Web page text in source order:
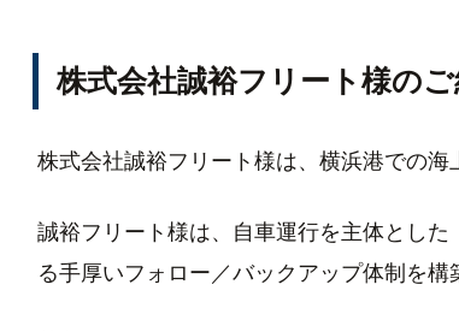
株式会社誠裕フリート様の
株式会社誠裕フリート様は、横浜港での海
誠裕フリート様は、自車運行を主体とし
る手厚いフォロー／バックアップ体制を構